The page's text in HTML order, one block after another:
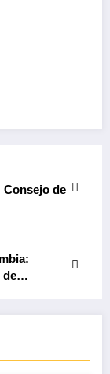
Consejo de
de